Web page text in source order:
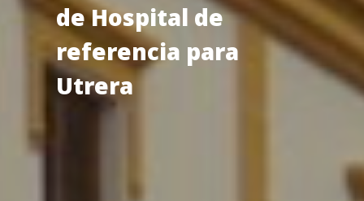
de Hospital de
referencia para
Utrera